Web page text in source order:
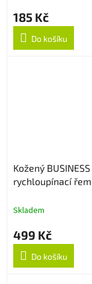
185 Kč
Do košíku
Kožený BUSINESS
rychloupínací
Skladem
499 Kč
Do košíku